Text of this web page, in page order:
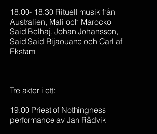
18.00- 18.30 Rituell musik från
Australien, Mali och Marocko
Said Belhaj, Johan Johansson,
Said Said Bijaouane och Carl af
Ekstam
Tre akter i ett:
19.00 Priest of Nothingness
performance av Jan Rådvik